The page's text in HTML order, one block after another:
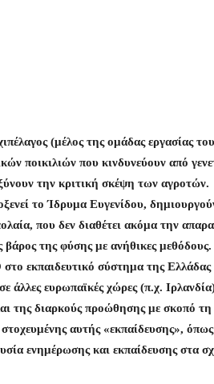
(μέλος της ομάδας εργασίας
ποικιλιών που κινδυνεύουν από
την κριτική σκέψη των αγροτών.
το Ίδρυμα Ευγενίδου,
που δεν διαθέτει ακόμα την
βάρος της φύσης με ανήθικες μεθόδους.
εκπαιδευτικό σύστημα της Ελλάδας
άλλες ευρωπαϊκές χώρες (π.χ.
της διαρκούς προώθησης με σκοπό τη
αυτής «εκπαίδευσης»,
ενημέρωσης και εκπαίδευσης στα